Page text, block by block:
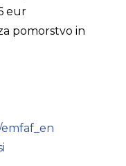
eur
pomorstvo in